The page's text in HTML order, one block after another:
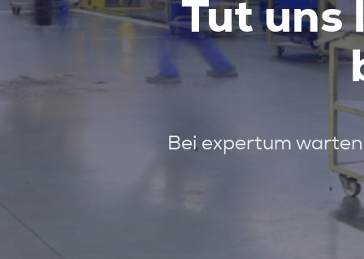
Tut uns
Bei expertum